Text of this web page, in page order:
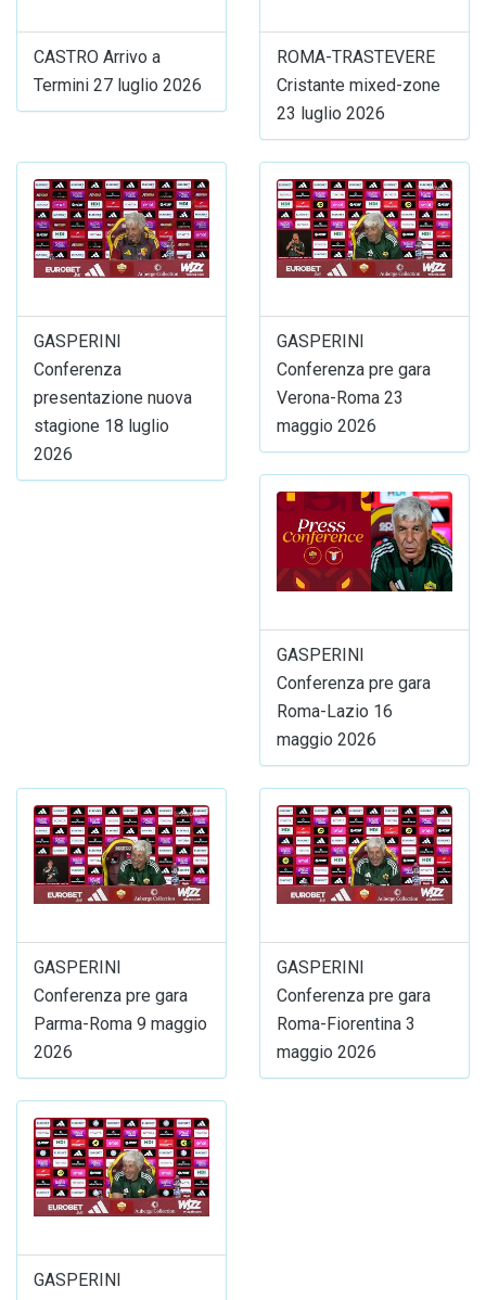
CASTRO Arrivo a
Termini 27 luglio 2026
ROMA-TRASTEVERE
Cristante mixed-zone
23 luglio 2026
GASPERINI
Conferenza
presentazione nuova
stagione 18 luglio
2026
GASPERINI
Conferenza pre gara
Verona-Roma 23
maggio 2026
GASPERINI
Conferenza pre gara
Roma-Lazio 16
maggio 2026
GASPERINI
Conferenza pre gara
Parma-Roma 9 maggio
2026
GASPERINI
Conferenza pre gara
Roma-Fiorentina 3
maggio 2026
GASPERINI